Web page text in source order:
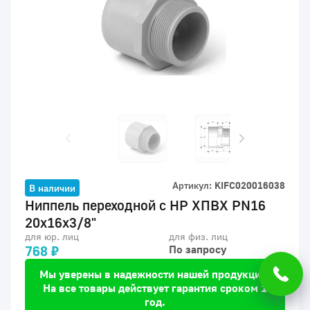
В наличии Артикул: KIFC020016038
Ниппель переходной с НР ХПВХ PN16
20x16x3/8"
для юр. лиц
768 ₽
для физ. лиц
По запросу
Мы уверены в надежности нашей продукции.
На все товары действует гарантия сроком 1
год.